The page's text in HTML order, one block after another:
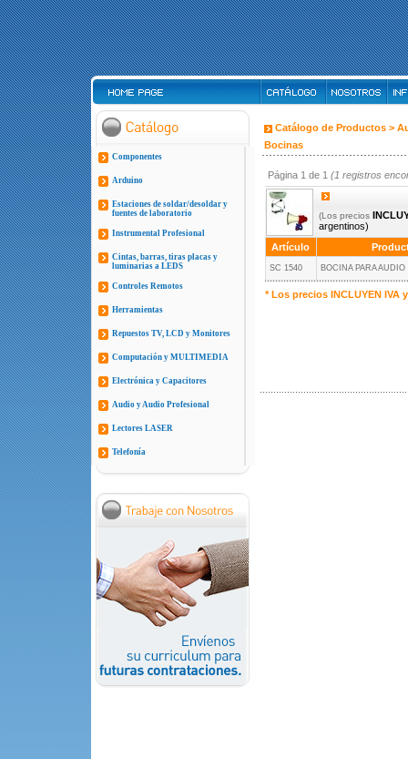
Componentes
Arduino
Estaciones de soldar/desoldar y
fuentes de laboratorio
Instrumental Profesional
Cintas, barras, tiras placas y
luminarias a LEDS
Controles Remotos
Herramientas
Repuestos TV, LCD y Monitores
Computación y MULTIMEDIA
Electrónica y Capacitores
Audio y Audio Profesional
Lectores LASER
Telefonía
Catálogo de Productos >
Bocinas
Página 1 de 1 (1 registros
(Los precios
argentinos)
Artículo
SC 1540 BOCINA PARA AUDIO
* Los precios INCLUYEN IVA